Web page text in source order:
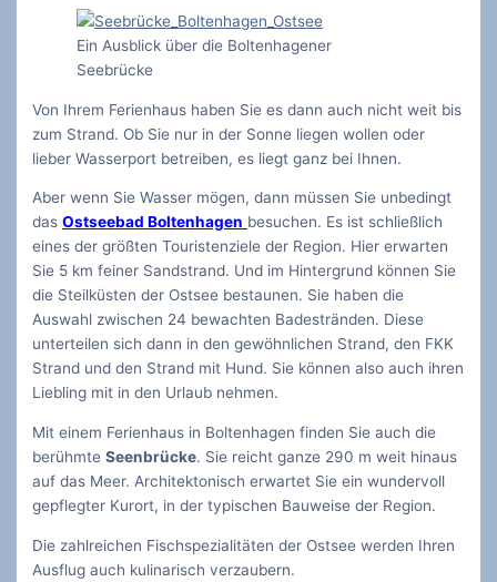
Ein Ausblick über die Boltenhagener
Seebrücke
Von Ihrem Ferienhaus haben Sie es dann auch nicht weit bis
zum Strand. Ob Sie nur in der Sonne liegen wollen oder
lieber Wasserport betreiben, es liegt ganz bei Ihnen.
Aber wenn Sie Wasser mögen, dann müssen Sie unbedingt
dasOstseebad Boltenhagen besuchen. Es ist schließlich
eines der größten Touristenziele der Region. Hier erwarten
Sie 5 km feiner Sandstrand. Und im Hintergrund können Sie
die Steilküsten der Ostsee bestaunen. Sie haben die
Auswahl zwischen 24 bewachten Badestränden. Diese
unterteilen sich dann in den gewöhnlichen Strand, den FKK
Strand und den Strand mit Hund. Sie können also auch ihren
Liebling mit in den Urlaub nehmen.
Mit einem Ferienhaus in Boltenhagen finden Sie auch die
berühmteSeenbrücke. Sie reicht ganze 290 m weit hinaus
auf das Meer. Architektonisch erwartet Sie ein wundervoll
gepflegter Kurort, in der typischen Bauweise der Region.
Die zahlreichen Fischspezialitäten der Ostsee werden Ihren
Ausflug auch kulinarisch verzaubern.